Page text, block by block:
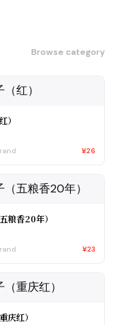
Browse category
）
¥26
粮香20年）
¥23
庆红）